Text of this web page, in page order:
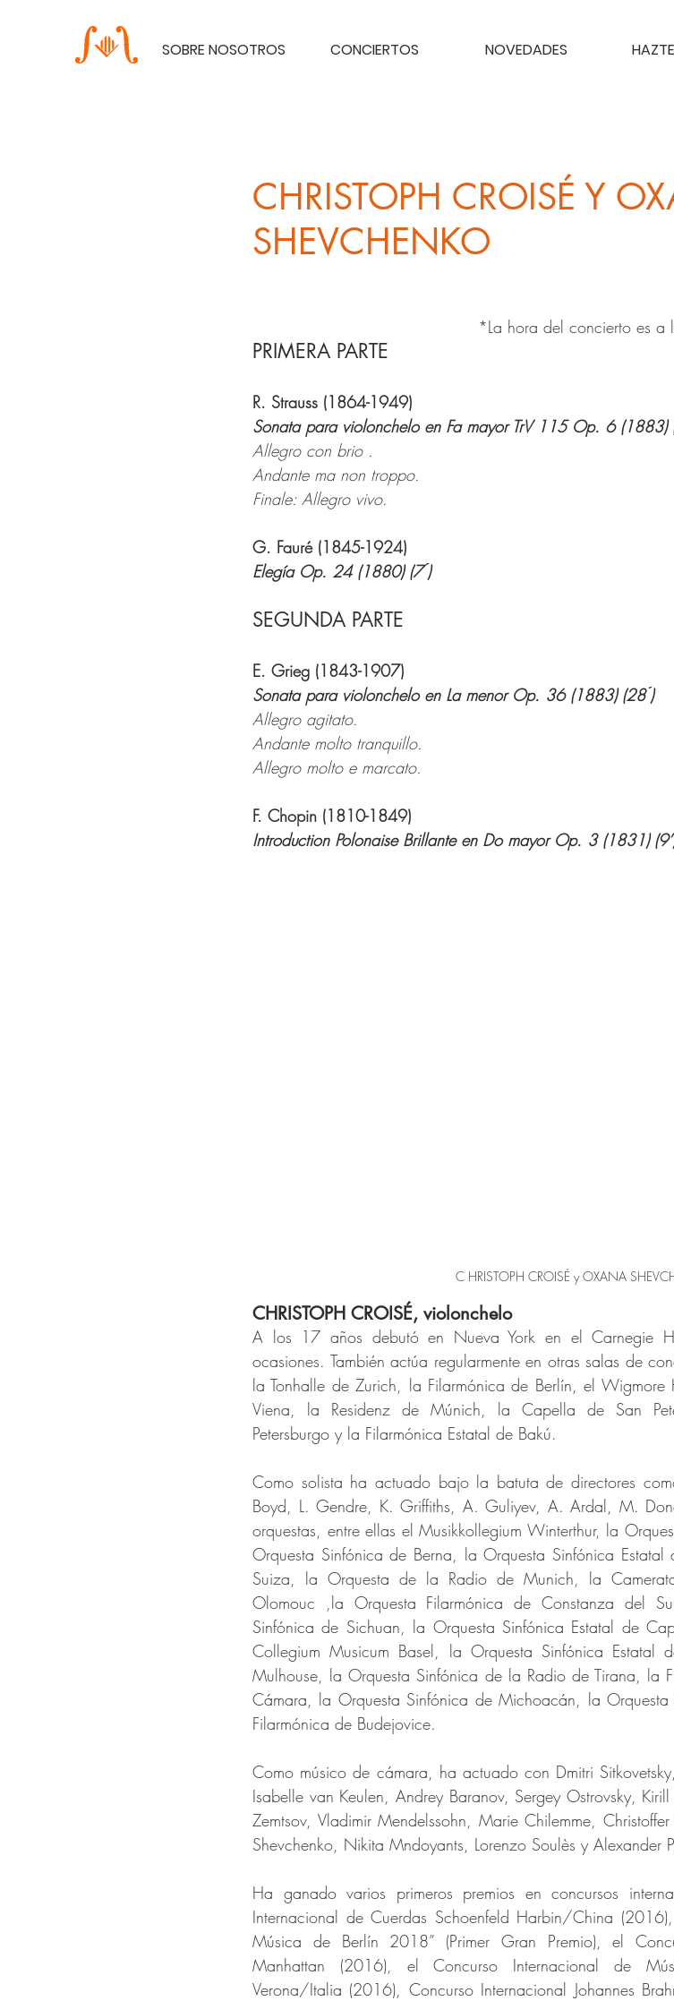
SOBRE NOSOTROS CONCIERTOS NOVEDADES
CHRISTOPH CROISÉ Y
SHEVCHENKO
*La hora del concierto es
PRIMERA PARTE
R. Strauss (1864-1949)
Sonata para violonchelo en Fa mayor TrV 115 Op. 6 (1883)
Allegro con brio .
Andante ma non troppo.
Finale: Allegro vivo.
G. Fauré (1845-1924)
Elegía Op. 24 (1880) (7 ́)
SEGUNDA PARTE
E. Grieg (1843-1907)
Sonata para violonchelo en La menor Op. 36 (1883) (28 ́)
Allegro agitato.
Andante molto tranquillo.
Allegro molto e marcato.
F. Chopin (1810-1849)
Introduction Polonaise Brillante en Do mayor Op. 3 (1831)
C HRISTOPH CROISÉ y OXANA
CHRISTOPH CROISÉ, violonchelo
A los 17 años debutó en Nueva York en el Carnegie
ocasiones. También actúa regularmente en otras salas de
la Tonhalle de Zurich, la Filarmónica de Berlín, el Wigmore
Viena, la Residenz de Múnich, la Capella de San
Petersburgo y la Filarmónica Estatal de Bakú.
Como solista ha actuado bajo la batuta de directores
Boyd, L. Gendre, K. Griffiths, A. Guliyev, A. Ardal, M.
orquestas, entre ellas el Musikkollegium Winterthur, la
Orquesta Sinfónica de Berna, la Orquesta Sinfónica
Suiza, la Orquesta de la Radio de Munich, la
Olomouc ,la Orquesta Filarmónica de Constanza del
Sinfónica de Sichuan, la Orquesta Sinfónica Estatal de
Collegium Musicum Basel, la Orquesta Sinfónica Estatal
Mulhouse, la Orquesta Sinfónica de la Radio de Tirana, la
Cámara, la Orquesta Sinfónica de Michoacán, la
Filarmónica de Budejovice.
Como músico de cámara, ha actuado con Dmitri
Isabelle van Keulen, Andrey Baranov, Sergey Ostrovsky,
Zemtsov, Vladimir Mendelssohn, Marie Chilemme,
Shevchenko, Nikita Mndoyants, Lorenzo Soulès y Alexander
Ha ganado varios primeros premios en concursos
Internacional de Cuerdas Schoenfeld Harbin/China
Música de Berlín 2018” (Primer Gran Premio), el
Manhattan (2016), el Concurso Internacional de
Verona/Italia (2016), Concurso Internacional Johannes